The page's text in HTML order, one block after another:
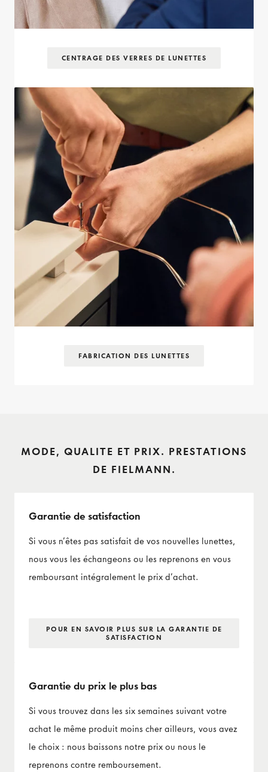
CENTRAGE DES VERRES DE LUNETTES
FABRICATION DES LUNETTES
MODE, QUALITE ET PRIX. PRESTATIONS
DE FIELMANN.
Garantie de satisfaction
Si vous n’êtes pas satisfait de vos nouvelles lunettes,
nous vous les échangeons ou les reprenons en vous
remboursant intégralement le prix d’achat.
POUR EN SAVOIR PLUS SUR LA GARANTIE DE
SATISFACTION
Garantie du prix le plus bas
Si vous trouvez dans les six semaines suivant votre
achat le même produit moins cher ailleurs, vous avez
le choix : nous baissons notre prix ou nous le
reprenons contre remboursement.